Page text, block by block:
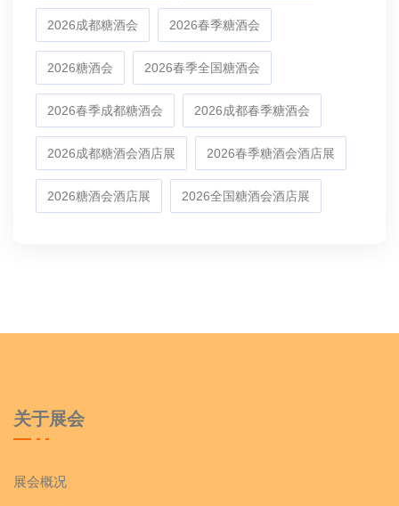
2026成都糖酒会 2026春季糖酒会
2026糖酒会 2026春季全国糖酒会
2026春季成都糖酒会 2026成都春季糖酒会
2026成都糖酒会酒店展 2026春季糖酒会酒店展
2026糖酒会酒店展 2026全国糖酒会酒店展
关于展会
展会概况